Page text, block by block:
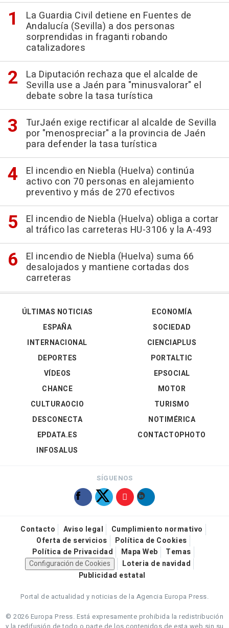
La Guardia Civil detiene en Fuentes de
Andalucía (Sevilla) a dos personas
sorprendidas in fraganti robando
catalizadores
La Diputación rechaza que el alcalde de
Sevilla use a Jaén para "minusvalorar" el
debate sobre la tasa turística
TurJaén exige rectificar al alcalde de Sevilla
por "menospreciar" a la provincia de Jaén
para defender la tasa turística
El incendio en Niebla (Huelva) continúa
activo con 70 personas en alejamiento
preventivo y más de 270 efectivos
El incendio de Niebla (Huelva) obliga a cortar
al tráfico las carreteras HU-3106 y la A-493
El incendio de Niebla (Huelva) suma 66
desalojados y mantiene cortadas dos
carreteras
ÚLTIMAS NOTICIAS
ESPAÑA
INTERNACIONAL
DEPORTES
VÍDEOS
ECONOMÍA
SOCIEDAD
CIENCIAPLUS
PORTALTIC
EPSOCIAL
CHANCE
CULTURAOCIO
DESCONECTA
EPDATA.ES
INFOSALUS
MOTOR
TURISMO
NOTIMÉRICA
CONTACTOPHOTO
SÍGUENOS
Contacto Aviso legal
Cumplimiento normativo
Oferta de servicios
Política de Cookies
Política de Privacidad
Mapa Web
Temas
Configuración de Cookies
Loteria de navidad
Publicidad estatal
Portal de actualidad y noticias de la Agencia Europa Press.
© 2026 Europa Press. Está expresamente prohibida la redistribución